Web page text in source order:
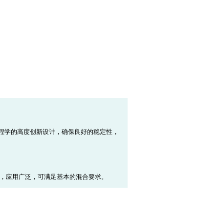
的高度创新设计，确保良好的稳定性，
用广泛，可满足基本的混合要求。